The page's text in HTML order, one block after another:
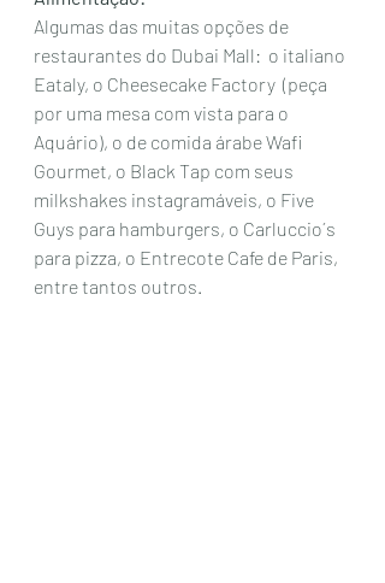
Algumas das muitas opções de
restaurantes do Dubai Mall:  o italiano
Eataly, o Cheesecake Factory  (peça
por uma mesa com vista para o
Aquário), o de comida árabe Wafi
Gourmet, o Black Tap com seus
milkshakes instagramáveis, o Five
Guys para hamburgers, o Carluccio´s
para pizza, o Entrecote Cafe de Paris,
entre tantos outros.